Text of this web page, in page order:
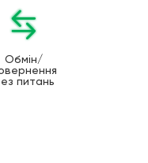
Обмін/
питань